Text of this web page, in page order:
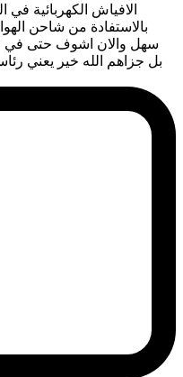
الافياش الكهربائية
بالاستفادة من شاحن
سهل والان اشوف حتى في
بل جزاهم الله خير يعني